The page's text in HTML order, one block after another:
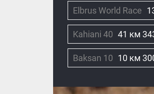
Elbrus World Race
Kahiani 40 41 км
Baksan 10 10 км